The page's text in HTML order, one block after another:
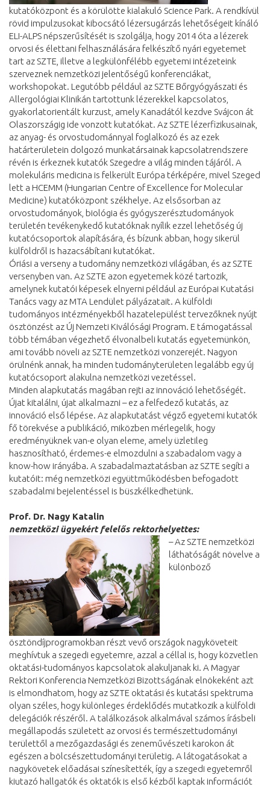
kutatóközpont és a körülötte kialakuló Science Park. A rendkívül
rövid impulzusokat kibocsátó lézersugárzás lehetőségeit kínáló
ELI-ALPS népszerűsítését is szolgálja, hogy 2014 óta a lézerek
orvosi és élettani felhasználására felkészítő nyári egyetemet
tart az SZTE, illetve a legkülönfélébb egyetemi intézeteink
szerveznek nemzetközi jelentőségű konferenciákat,
workshopokat. Legutóbb például az SZTE Bőrgyógyászati és
Allergológiai Klinikán tartottunk lézerekkel kapcsolatos,
gyakorlatorientált kurzust, amely Kanadától kezdve Svájcon át
Olaszországig ide vonzott kutatókat. Az SZTE lézerfizikusainak,
az anyag- és orvostudománnyal foglalkozó és az ezek
határterületein dolgozó munkatársainak kapcsolatrendszere
révén is érkeznek kutatók Szegedre a világ minden tájáról. A
molekuláris medicina is felkerült Európa térképére, mivel Szeged
lett a HCEMM (Hungarian Centre of Excellence for Molecular
Medicine) kutatóközpont székhelye. Az elsősorban az
orvostudományok, biológia és gyógyszerésztudományok
területén tevékenykedő kutatóknak nyílik ezzel lehetőség új
kutatócsoportok alapítására, és bízunk abban, hogy sikerül
külföldről is hazacsábítani kutatókat.
Óriási a verseny a tudomány nemzetközi világában, és az SZTE
versenyben van. Az SZTE azon egyetemek közé tartozik,
amelynek kutatói képesek elnyerni például az Európai Kutatási
Tanács vagy az MTA Lendület pályázatait. A külföldi
tudományos intézményekből hazatelepülést tervezőknek nyújt
ösztönzést az Új Nemzeti Kiválósági Program. E támogatással
több témában végezhető élvonalbeli kutatás egyetemünkön,
ami tovább növeli az SZTE nemzetközi vonzerejét. Nagyon
örülnénk annak, ha minden tudományterületen legalább egy új
kutatócsoport alakulna nemzetközi vezetéssel.
Minden alapkutatás magában rejti az innováció lehetőségét.
Újat kitalálni, újat alkalmazni – ez a felfedező kutatás, az
innováció első lépése. Az alapkutatást végző egyetemi kutatók
fő törekvése a publikáció, miközben mérlegelik, hogy
eredményüknek van-e olyan eleme, amely üzletileg
hasznosítható, érdemes-e elmozdulni a szabadalom vagy a
know-how irányába. A szabadalmaztatásban az SZTE segíti a
kutatóit: még nemzetközi együttműködésben befogadott
szabadalmi bejelentéssel is büszkélkedhetünk.
Prof. Dr. Nagy Katalin
nemzetközi ügyekért felelős rektorhelyettes:
– Az SZTE nemzetközi
láthatóságát növelve a
különböző
ösztöndíjprogramokban részt vevő országok nagyköveteit
meghívtuk a szegedi egyetemre, azzal a céllal is, hogy közvetlen
oktatási-tudományos kapcsolatok alakuljanak ki. A Magyar
Rektori Konferencia Nemzetközi Bizottságának elnökeként azt
is elmondhatom, hogy az SZTE oktatási és kutatási spektruma
olyan széles, hogy különleges érdeklődés mutatkozik a külföldi
delegációk részéről. A találkozások alkalmával számos írásbeli
megállapodás született az orvosi és természettudományi
területtől a mezőgazdasági és zeneművészeti karokon át
egészen a bölcsészettudományi területig. A látogatásokat a
nagykövetek előadásai színesítették, így a szegedi egyetemről
kiutazó hallgatók és oktatók is első kézből kaptak információt